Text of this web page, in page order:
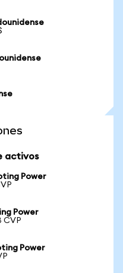
activos
Power
Power
CVP
Power